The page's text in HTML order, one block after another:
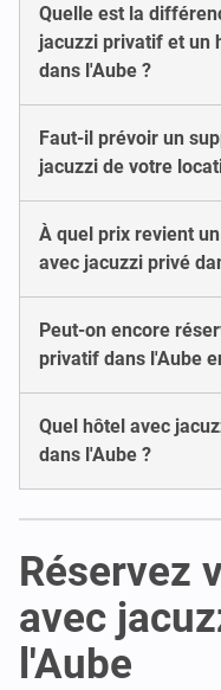
Quelle est la
jacuzzi privatif et un
dans l'Aube ?
Faut-il prévoir un
jacuzzi de votre
À quel prix revient
avec jacuzzi privé
Peut-on encore
privatif dans l'Aube
Quel hôtel avec
dans l'Aube ?
Réservez
avec
l'Aube